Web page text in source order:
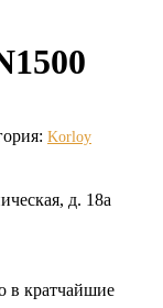
Korloy
д. 18а
в кратчайшие